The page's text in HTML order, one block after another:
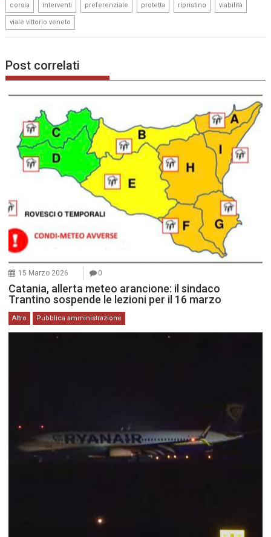
corsia interventi preferenziale protetta ripristino viabilità
viale vittorio veneto
Post correlati
15 Marzo 2026 0
Catania, allerta meteo arancione: il sindaco
Trantino sospende le lezioni per il 16 marzo
Altro Pubblica amministrazione